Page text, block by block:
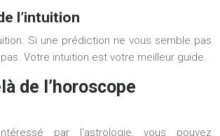
l’intuition
Si une prédiction ne vous semble pas
Votre intuition est votre meilleur guide.
de l’horoscope
par l’astrologie, vous pouvez